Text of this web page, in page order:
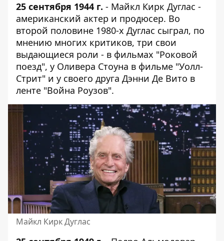
25 сентября 1944 г. - Майкл Кирк Дуглас -
американский актер и продюсер. Во
второй половине 1980-х Дуглас сыграл, по
мнению многих критиков, три свои
выдающиеся роли - в фильмах "Роковой
поезд", у Оливера Стоуна в фильме "Уолл-
Стрит" и у своего друга Дэнни Де Вито в
ленте "Война Роузов".
Майкл Кирк Дуглас